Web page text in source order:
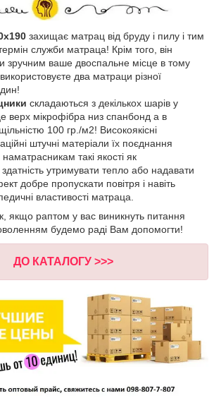
захищає матрац від бруду і пилу і тим
служби матраца! Крім того, він
зручним ваше двоспальне місце в тому
два матраци різної
складаються з декількох шарів у
верх мікрофібра низ спанбонд а в
100 гр./м2! Високоякісні
штучні матеріали їх поєднання
такі якості як
здатність утримувати тепло або надавати
добре пропускати повітря і навіть
властивості матраца.
якщо раптом у вас виникнуть питання
будемо раді Вам допомогти!
ДО КАТАЛОГУ >>>